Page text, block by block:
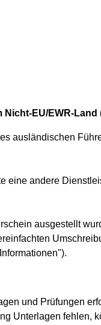
EU/EWR-Land
ausländischen
eine andere
ausgestellt
und Prüfungen
Unterlagen fehlen,